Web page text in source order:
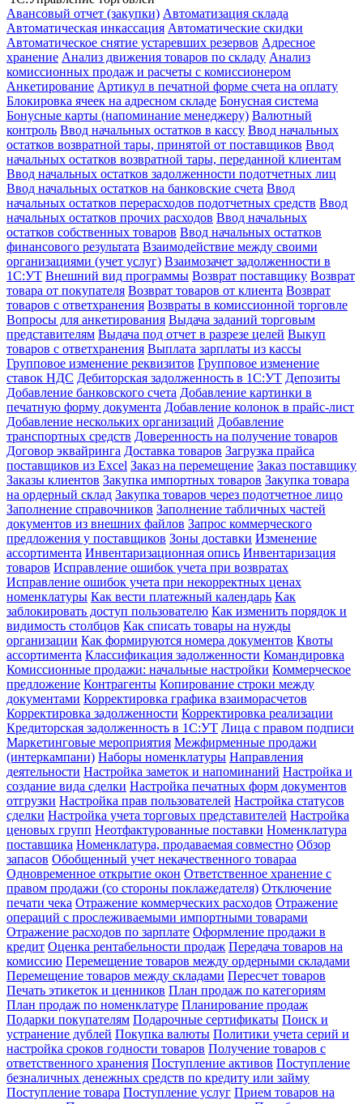
Авансовый отчет (закупки) Автоматизация склада
Автоматическая инкассация Автоматические скидки
Автоматическое снятие устаревших резервов Адресное
хранение Анализ движения товаров по складу Анализ
комиссионных продаж и расчеты с комиссионером
Анкетирование Артикул в печатной форме счета на оплату
Блокировка ячеек на адресном складе Бонусная система
Бонусные карты (напоминание менеджеру) Валютный
контроль Ввод начальных остатков в кассу Ввод начальных
остатков возвратной тары, принятой от поставщиков Ввод
начальных остатков возвратной тары, переданной клиентам
Ввод начальных остатков задолженности подотчетных лиц
Ввод начальных остатков на банковские счета Ввод
начальных остатков перерасходов подотчетных средств Ввод
начальных остатков прочих расходов Ввод начальных
остатков собственных товаров Ввод начальных остатков
финансового результата Взаимодействие между своими
организациями (учет услуг) Взаимозачет задолженности в
1С:УТ Внешний вид программы Возврат поставщику Возврат
товара от покупателя Возврат товаров от клиента Возврат
товаров с ответхранения Возвраты в комиссионной торговле
Вопросы для анкетирования Выдача заданий торговым
представителям Выдача под отчет в разрезе целей Выкуп
товаров с ответхранения Выплата зарплаты из кассы
Групповое изменение реквизитов Групповое изменение
ставок НДС Дебиторская задолженность в 1С:УТ Депозиты
Добавление банковского счета Добавление картинки в
печатную форму документа Добавление колонок в прайс-лист
Добавление нескольких организаций Добавление
транспортных средств Доверенность на получение товаров
Договор эквайринга Доставка товаров Загрузка прайса
поставщиков из Excel Заказ на перемещение Заказ поставщику
Заказы клиентов Закупка импортных товаров Закупка товара
на ордерный склад Закупка товаров через подотчетное лицо
Заполнение справочников Заполнение табличных частей
документов из внешних файлов Запрос коммерческого
предложения у поставщиков Зоны доставки Изменение
ассортимента Инвентаризационная опись Инвентаризация
товаров Исправление ошибок учета при возвратах
Исправление ошибок учета при некорректных ценах
номенклатуры Как вести платежный календарь Как
заблокировать доступ пользователю Как изменить порядок и
видимость столбцов Как списать товары на нужды
организации Как формируются номера документов Квоты
ассортимента Классификация задолженности Командировка
Комиссионные продажи: начальные настройки Коммерческое
предложение Контрагенты Копирование строки между
документами Корректировка графика взаиморасчетов
Корректировка задолженности Корректировка реализации
Кредиторская задолженность в 1С:УТ Лица с правом подписи
Маркетинговые мероприятия Межфирменные продажи
(интеркампани) Наборы номенклатуры Направления
деятельности Настройка заметок и напоминаний Настройка и
создание вида сделки Настройка печатных форм документов
отгрузки Настройка прав пользователей Настройка статусов
сделки Настройка учета торговых представителей Настройка
ценовых групп Неотфактурованные поставки Номенклатура
поставщика Номенклатура, продаваемая совместно Обзор
запасов Обобщенный учет некачественного товараа
Одновременное открытие окон Ответственное хранение с
правом продажи (со стороны поклажедателя) Отключение
печати чека Отражение коммерческих расходов Отражение
операций с прослеживаемыми импортными товарами
Отражение расходов по зарплате Оформление продажи в
кредит Оценка рентабельности продаж Передача товаров на
комиссию Перемещение товаров между ордерными складами
Перемещение товаров между складами Пересчет товаров
Печать этикеток и ценников План продаж по категориям
План продаж по номенклатуре Планирование продаж
Подарки покупателям Подарочные сертификаты Поиск и
устранение дублей Покупка валюты Политики учета серий и
настройка сроков годности товаров Получение товаров с
ответственного хранения Поступление активов Поступление
безналичных денежных средств по кредиту или займу
Поступление товара Поступление услуг Прием товаров на